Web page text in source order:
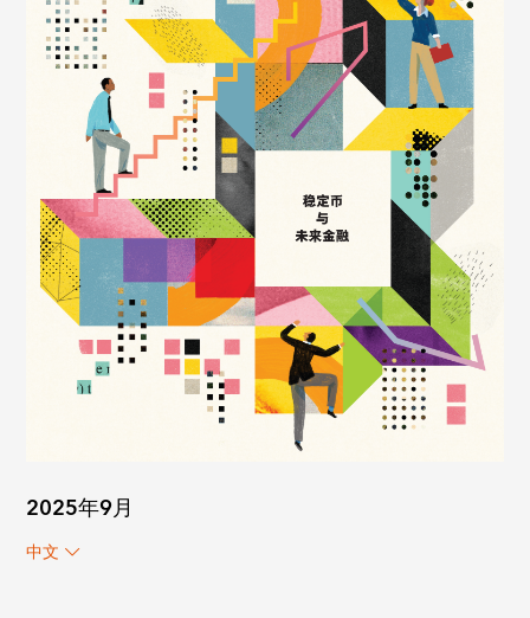
2025年9月
中文